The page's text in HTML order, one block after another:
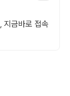
지금바로 접속